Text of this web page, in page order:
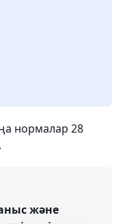
нормалар 28
және